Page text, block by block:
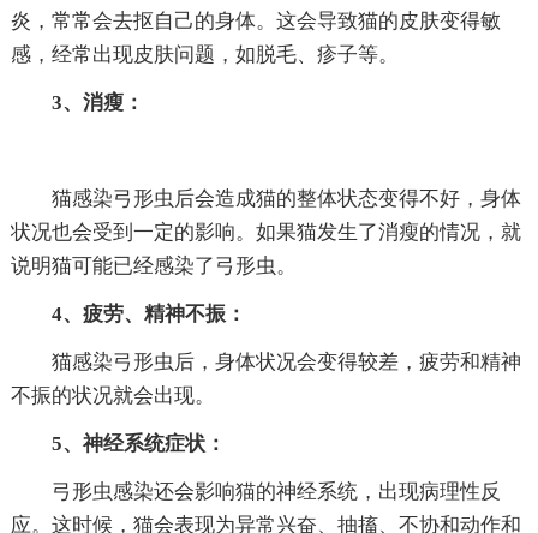
炎，常常会去抠自己的身体。这会导致猫的皮肤变得敏
感，经常出现皮肤问题，如脱毛、疹子等。
3、消瘦：
猫感染弓形虫后会造成猫的整体状态变得不好，身体
状况也会受到一定的影响。如果猫发生了消瘦的情况，就
说明猫可能已经感染了弓形虫。
4、疲劳、精神不振：
猫感染弓形虫后，身体状况会变得较差，疲劳和精神
不振的状况就会出现。
5、神经系统症状：
弓形虫感染还会影响猫的神经系统，出现病理性反
应。这时候，猫会表现为异常兴奋、抽搐、不协和动作和